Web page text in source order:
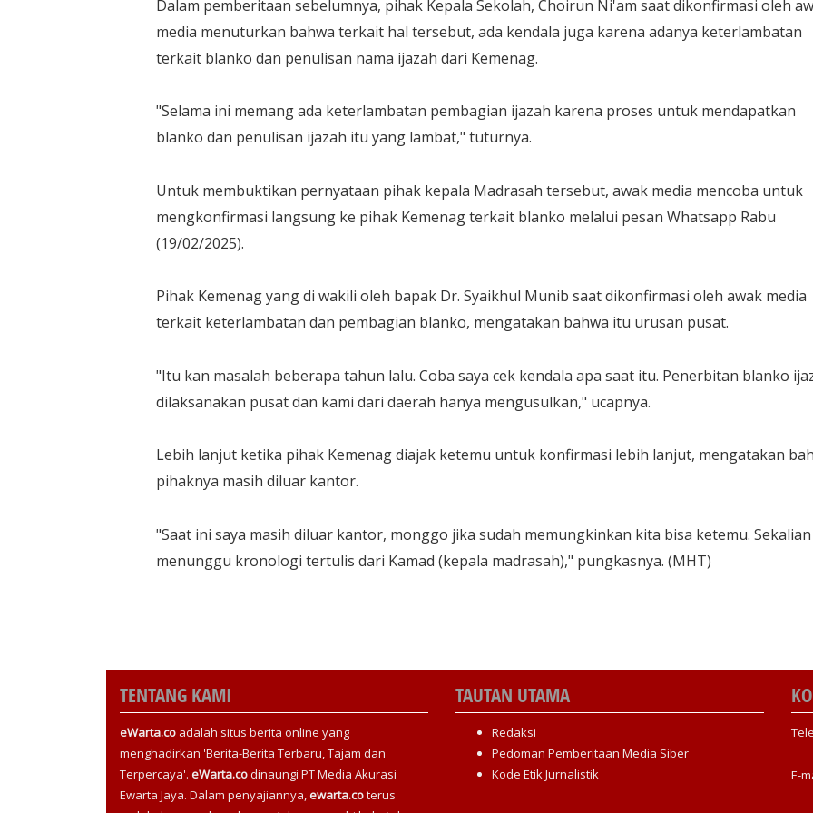
Dalam pemberitaan sebelumnya, pihak Kepala Sekolah, Choirun Ni'am saat dikonfirmasi oleh
media menuturkan bahwa terkait hal tersebut, ada kendala juga karena adanya keterlambatan
terkait blanko dan penulisan nama ijazah dari Kemenag.
"Selama ini memang ada keterlambatan pembagian ijazah karena proses untuk mendapatkan
blanko dan penulisan ijazah itu yang lambat," tuturnya.
Untuk membuktikan pernyataan pihak kepala Madrasah tersebut, awak media mencoba untuk
mengkonfirmasi langsung ke pihak Kemenag terkait blanko melalui pesan Whatsapp Rabu
(19/02/2025).
Pihak Kemenag yang di wakili oleh bapak Dr. Syaikhul Munib saat dikonfirmasi oleh awak media
terkait keterlambatan dan pembagian blanko, mengatakan bahwa itu urusan pusat.
"Itu kan masalah beberapa tahun lalu. Coba saya cek kendala apa saat itu. Penerbitan blanko
dilaksanakan pusat dan kami dari daerah hanya mengusulkan," ucapnya.
Lebih lanjut ketika pihak Kemenag diajak ketemu untuk konfirmasi lebih lanjut, mengatakan
pihaknya masih diluar kantor.
"Saat ini saya masih diluar kantor, monggo jika sudah memungkinkan kita bisa ketemu. Sekalian
menunggu kronologi tertulis dari Kamad (kepala madrasah)," pungkasnya. (MHT)
TENTANG KAMI
eWarta.co adalah situs berita online yang
menghadirkan 'Berita-Berita Terbaru, Tajam dan
Terpercaya'. eWarta.codinaungi PT Media Akurasi
Ewarta Jaya. Dalam penyajiannya,ewarta.coterus
TAUTAN UTAMA
Redaksi
Pedoman Pemberitaan Media Siber
Kode Etik Jurnalistik
E-